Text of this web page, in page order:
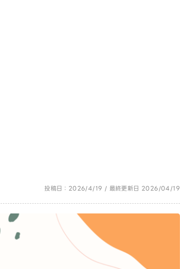
投稿日：2026/4/19 / 最終更新日 2026/04/19